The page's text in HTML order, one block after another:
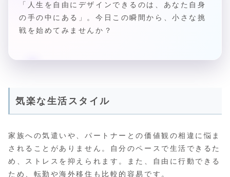
「人生を自由にデザインできるのは、あなた自身
の手の中にある」。今日この瞬間から、小さな挑
戦を始めてみませんか？
気楽な生活スタイル
家族への気遣いや、パートナーとの価値観の相違に悩ま
されることがありません。自分のペースで生活できるた
め、ストレスを抑えられます。また、自由に行動できる
ため、転勤や海外移住も比較的容易です。